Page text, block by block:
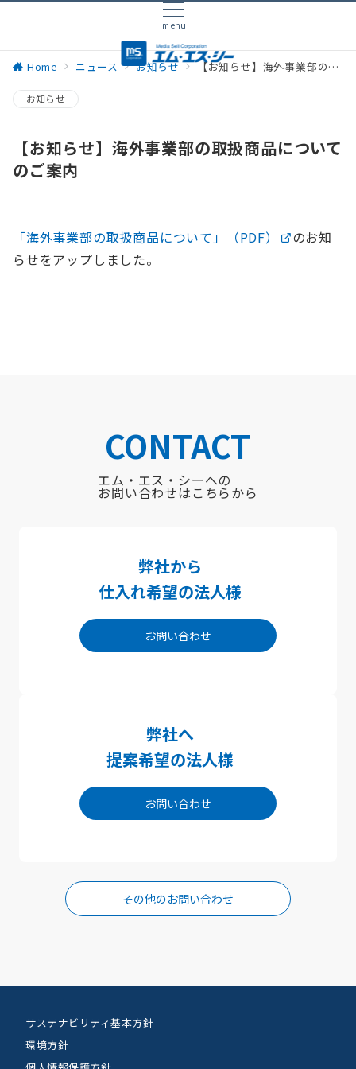
menu
Home ニュース お知らせ 【お知らせ】海外事業部の取扱商品についてのご案内
お知らせ
【お知らせ】海外事業部の取扱商品について
のご案内
「海外事業部の取扱商品について」（PDF）
のお知
らせをアップしました。
CONTACT
エム・エス・シーへの
お問い合わせはこちらから
弊社から
仕入れ希望の法人様
お問い合わせ
弊社へ
提案希望の法人様
お問い合わせ
その他のお問い合わせ
サステナビリティ基本方針
環境方針